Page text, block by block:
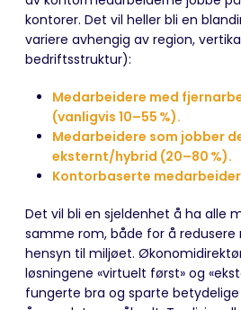
kontorer. Det vil heller bli en
variere avhengig av region,
bedriftsstruktur):
Medarbeidere med
(vanligvis 10–55 %).
Medarbeidere som jobber
eksternt/hybrid (20–80 %).
Kontorbaserte
Det vil bli en sjeldenhet å ha alle
samme rom, både for å redusere
hensyn til miljøet.
løsningene «virtuelt først» og
fungerte bra og sparte betydelige